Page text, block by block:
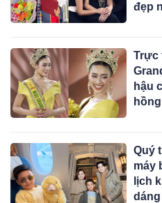
đẹp
Trực
hậu
Quý
máy
lịch